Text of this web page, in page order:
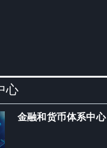
心
金融和货币体系中心